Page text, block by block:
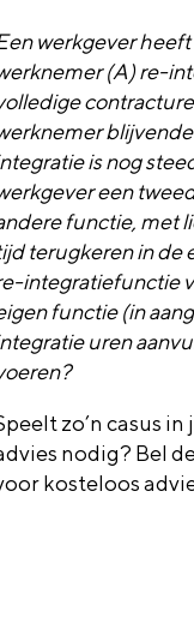
werkgever
(A) re-
is nog
een
functie, met
terugkeren in de
integratiefunctie
functie (in
uren
zo’n casus
nodig? Bel
kosteloos